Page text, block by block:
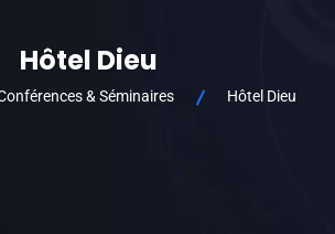
Hôtel Dieu
& Séminaires Hôtel Dieu